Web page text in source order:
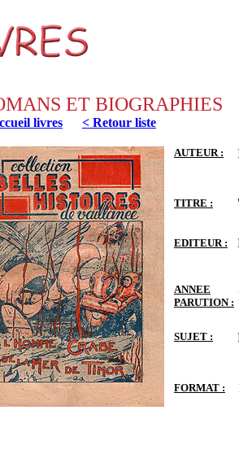
ET BIOGRAPHIES
livres < Retour liste
AUTEUR :
TITRE :
EDITEUR :
ANNEE
PARUTION :
SUJET :
FORMAT :